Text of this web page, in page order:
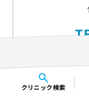
クリニック検索